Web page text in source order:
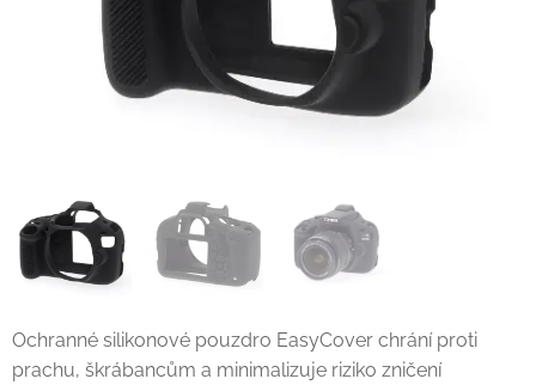
Ochranné silikonové pouzdro EasyCover chrání proti
prachu, škrábancům a minimalizuje riziko zničení